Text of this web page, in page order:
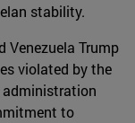
stability.
Venezuela Trump
violated by the
administration
to